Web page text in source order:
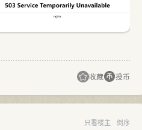
收藏 投币
只看楼主 倒序